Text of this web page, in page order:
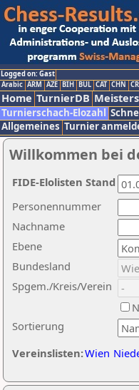
Logged on: Gast
Arabic ARM AZE BIH BUL CAT CHN
Home TurnierDB
Turnierschach-Elozahl
Allgemeines Turnier
Willkommen bei
Nachname
Ebene
Sortierung
Personennummer
Bundesland
Spgem./Kreis/Verein
Vereinslisten:Wien
FIDE-Elolisten Stand